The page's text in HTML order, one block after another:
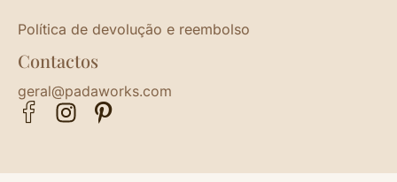
Política de devolução e reembolso
Contactos
geral@padaworks.com